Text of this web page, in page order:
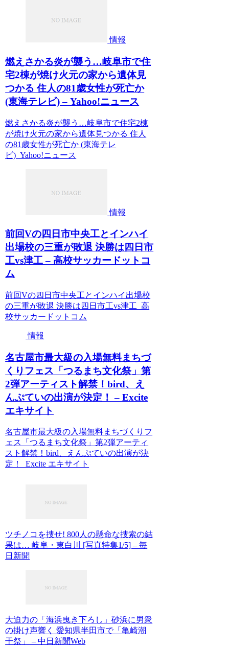
情報
燃えさかる炎が襲う…岐阜市で住
宅2棟が焼け火元の家から遺体見
つかる 住人の81歳女性が死亡か
(東海テレビ) – Yahoo!ニュース
燃えさかる炎が襲う…岐阜市で住宅2棟
が焼け火元の家から遺体見つかる 住人
の81歳女性が死亡か (東海テレ
ビ) Yahoo!ニュース
情報
前回Vの四日市中央工とインハイ
出場校の三重が敗退 決勝は四日市
工vs津工 – 高校サッカードットコ
ム
前回Vの四日市中央工とインハイ出場校
の三重が敗退 決勝は四日市工vs津工 高
校サッカードットコム
情報
名古屋市最大級の入場無料まちづ
くりフェス「つるまち文化祭」第
2弾アーティスト解禁！bird、え
んぷていの出演が決定！ – Excite
エキサイト
名古屋市最大級の入場無料まちづくりフ
ェス「つるまち文化祭」第2弾アーティ
スト解禁！bird、えんぷていの出演が決
定！ Excite エキサイト
ツチノコを捜せ! 800人の懸命な捜索の結
果は… 岐阜・東白川 [写真特集1/5] – 毎
日新聞
大迫力の「海浜曳き下ろし」砂浜に男衆
の掛け声響く 愛知県半田市で「亀崎潮
干祭」 – 中日新聞Web